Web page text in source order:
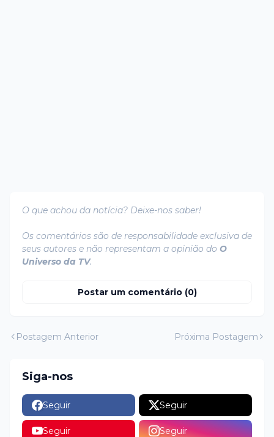
O que achou da notícia? Deixe-nos saber!
Os comentários são de responsabilidade exclusiva de
seus autores e não representam a opinião do O
Universo da TV.
Postar um comentário (0)
Postagem Anterior Próxima Postagem
Siga-nos
Seguir Seguir
Seguir Seguir